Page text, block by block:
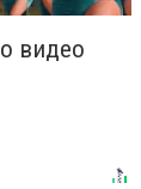
видео